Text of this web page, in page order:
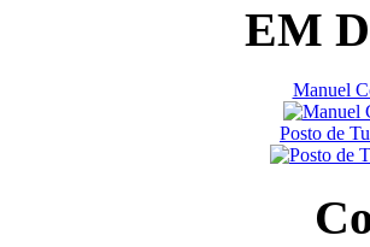
EM
Manuel
Posto de